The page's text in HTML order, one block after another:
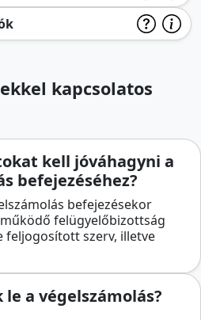
kapcsolatos
kell jóváhagyni a
befejezéséhez?
befejezésekor
felügyelőbizottság
feljogosított szerv, illetve
a végelszámolás?